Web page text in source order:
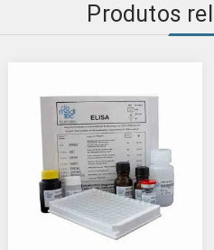
Produtos